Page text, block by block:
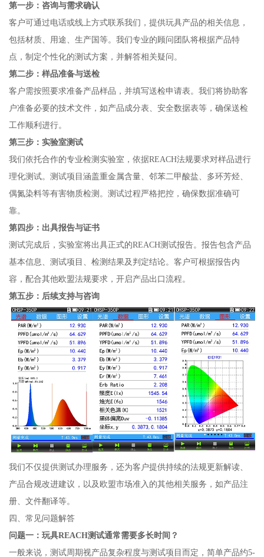
第一步：咨询与需求确认
客户可通过电话或线上方式联系我们，提供玩具产品的相关信息，
包括材质、用途、生产国等。我们专业的顾问团队将根据产品特
点，制定个性化的测试方案，并解答相关疑问。
第二步：样品准备与送检
客户需按照要求准备产品样品，并填写送检申请表。我们将协助客
户准备必要的技术文件，如产品成分表、安全数据表等，确保送检
工作顺利进行。
第三步：实验室测试
我们依托合作的专业检测实验室，依据REACH法规要求对样品进行
理化测试。测试项目涵盖重金属含量、邻苯二甲酸盐、多环芳烃、
偶氮染料等有害物质检测。测试过程严格把控，确保数据准确可
靠。
第四步：出具报告与证书
测试完成后，实验室将出具正式的REACH测试报告。报告包含产品
基本信息、测试项目、检测结果及判定结论。客户可根据报告内
容，配合其他欧盟法规要求，开启产品出口流程。
第五步：后续支持与咨询
我们不仅提供测试办理服务，还为客户提供持续的法规更新解读、
产品合规改进建议，以及欧盟市场准入的其他相关服务，如产品注
册、文件翻译等。
四、常见问题解答
问题一：玩具REACH测试通常需要多长时间？
一般来说，测试周期视产品复杂程度与测试项目而定，简单产品约5-